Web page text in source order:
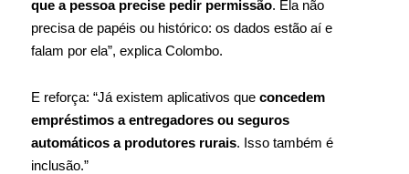
que a pessoa precise pedir permissão. Ela não
precisa de papéis ou histórico: os dados estão aí e
falam por ela”, explica Colombo.
E reforça: “Já existem aplicativos que concedem
empréstimos a entregadores ou seguros
automáticos a produtores rurais. Isso também é
inclusão.”